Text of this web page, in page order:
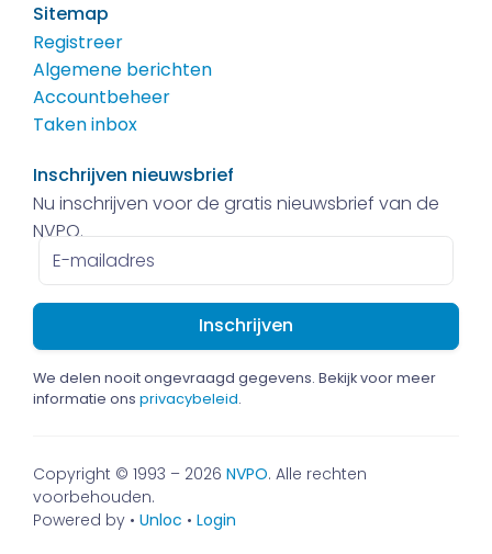
Sitemap
Registreer
Algemene berichten
Accountbeheer
Taken inbox
Inschrijven nieuwsbrief
Nu inschrijven voor de gratis nieuwsbrief van de
NVPO.
E-
mailadres
We delen nooit ongevraagd gegevens. Bekijk voor meer
informatie ons privacybeleid.
Copyright © 1993 – 2026 NVPO. Alle rechten
voorbehouden.
Powered by • Unloc • Login